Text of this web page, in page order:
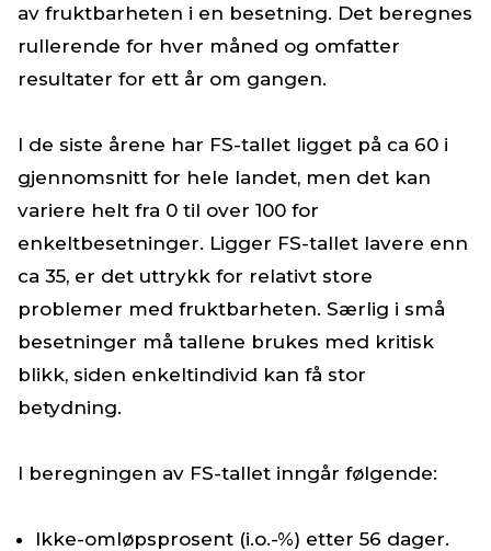
av fruktbarheten i en besetning. Det beregnes
rullerende for hver måned og omfatter
resultater for ett år om gangen.
I de siste årene har FS-tallet ligget på ca 60 i
gjennomsnitt for hele landet, men det kan
variere helt fra 0 til over 100 for
enkeltbesetninger. Ligger FS-tallet lavere enn
ca 35, er det uttrykk for relativt store
problemer med fruktbarheten. Særlig i små
besetninger må tallene brukes med kritisk
blikk, siden enkeltindivid kan få stor
betydning.
I beregningen av FS-tallet inngår følgende:
Ikke-omløpsprosent (i.o.-%) etter 56 dager.